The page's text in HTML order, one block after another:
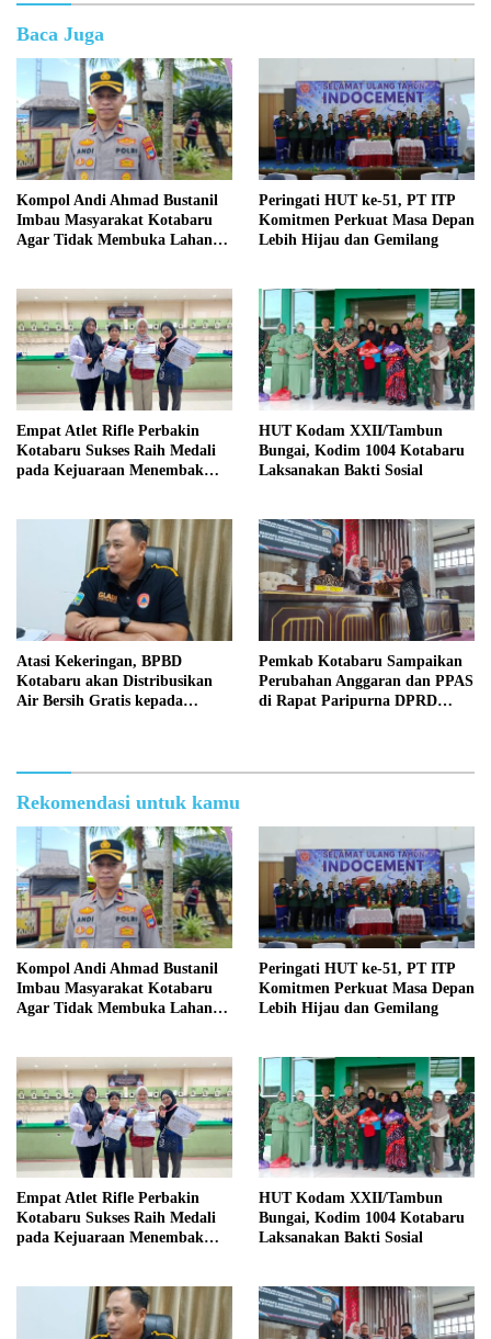
Baca Juga
Kompol Andi Ahmad Bustanil
Imbau Masyarakat Kotabaru
Agar Tidak Membuka Lahan
Peringati HUT ke-51, PT ITP
Komitmen Perkuat Masa Depan
Lebih Hijau dan Gemilang
Empat Atlet Rifle Perbakin
Kotabaru Sukses Raih Medali
pada Kejuaraan Menembak
HUT Kodam XXII/Tambun
Bungai, Kodim 1004 Kotabaru
Laksanakan Bakti Sosial
Atasi Kekeringan, BPBD
Kotabaru akan Distribusikan
Air Bersih Gratis kepada
Pemkab Kotabaru Sampaikan
Perubahan Anggaran dan PPAS
di Rapat Paripurna DPRD
Rekomendasi untuk kamu
Kompol Andi Ahmad Bustanil
Imbau Masyarakat Kotabaru
Agar Tidak Membuka Lahan
Peringati HUT ke-51, PT ITP
Komitmen Perkuat Masa Depan
Lebih Hijau dan Gemilang
Empat Atlet Rifle Perbakin
Kotabaru Sukses Raih Medali
pada Kejuaraan Menembak
HUT Kodam XXII/Tambun
Bungai, Kodim 1004 Kotabaru
Laksanakan Bakti Sosial